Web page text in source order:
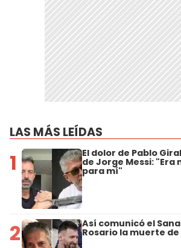
LAS MÁS LEÍDAS
1 El dolor de Pablo
de Jorge Messi:
para mí"
2 Así comunicó el
Rosario la muerte